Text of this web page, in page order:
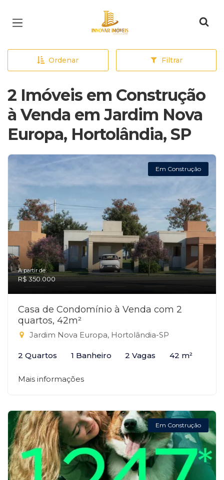
Página inicial
Ordenar Filtrar
2 Imóveis em Construção
à Venda em Jardim Nova
Europa, Hortolândia, SP
Em Construção
A partir de:
R$ 350.000
Casa de Condomínio à Venda com 2
quartos, 42m²
Jardim Nova Europa, Hortolândia-SP
2 Quartos 1 Banheiro 2 Vagas 42 m²
Mais informações
Em Construção